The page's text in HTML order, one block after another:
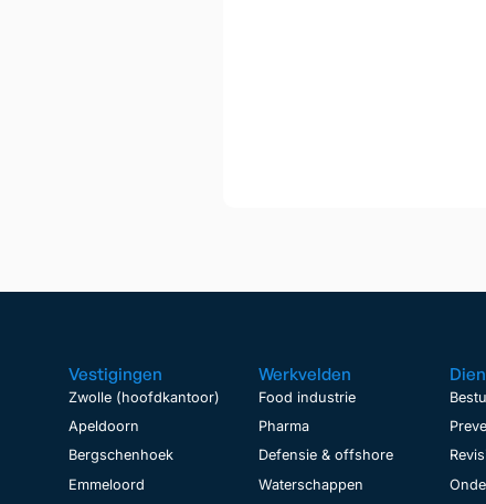
Vestigingen
Zwolle (hoofdkantoor)
Apeldoorn
Bergschenhoek
Emmeloord
Werkvelden
Food industrie
Pharma
Defensie & offshore
Waterschappen